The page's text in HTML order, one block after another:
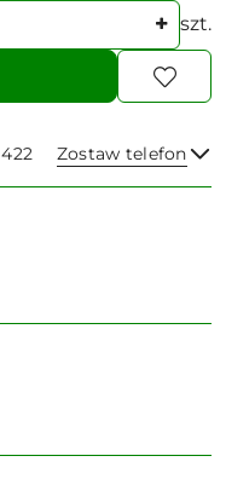
szt.
Zostaw telefon